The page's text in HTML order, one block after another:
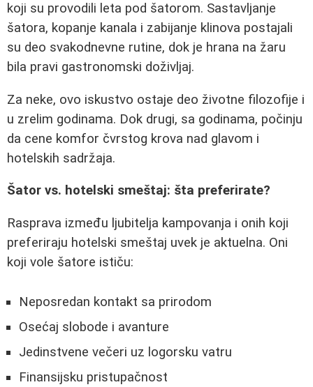
koji su provodili leta pod šatorom. Sastavljanje
šatora, kopanje kanala i zabijanje klinova postajali
su deo svakodnevne rutine, dok je hrana na žaru
bila pravi gastronomski doživljaj.
Za neke, ovo iskustvo ostaje deo životne filozofije i
u zrelim godinama. Dok drugi, sa godinama, počinju
da cene komfor čvrstog krova nad glavom i
hotelskih sadržaja.
Šator vs. hotelski smeštaj: šta preferirate?
Rasprava između ljubitelja kampovanja i onih koji
preferiraju hotelski smeštaj uvek je aktuelna. Oni
koji vole šatore ističu:
Neposredan kontakt sa prirodom
Osećaj slobode i avanture
Jedinstvene večeri uz logorsku vatru
Finansijsku pristupačnost